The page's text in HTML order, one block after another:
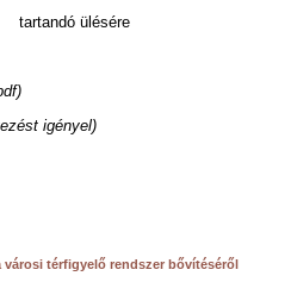
tartandó ülésére
igényel)
városi térfigyelő rendszer bővítéséről